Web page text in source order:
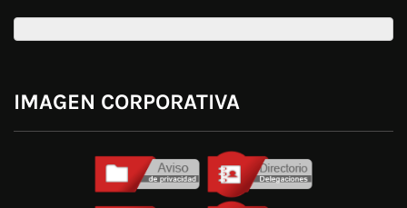
IMAGEN CORPORATIVA